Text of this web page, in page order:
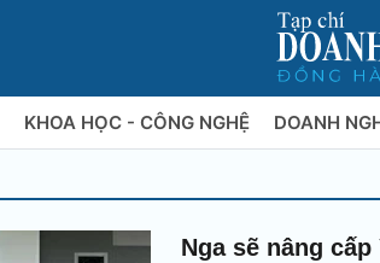
KHOA HỌC - CÔNG NGHỆ DOANH
Nga sẽ nâng